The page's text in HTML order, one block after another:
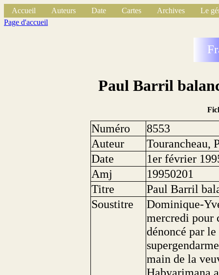
Accueil Auteurs Date Cartes Archives
Le
Page d'accueil
Paul Barril
Numéro
8553
Auteur
Tourancheau,
Date
1er février
Amj
19950201
Titre
Paul Barril
Soustitre
Dominique-
mercredi pour
dénoncé par
main de la